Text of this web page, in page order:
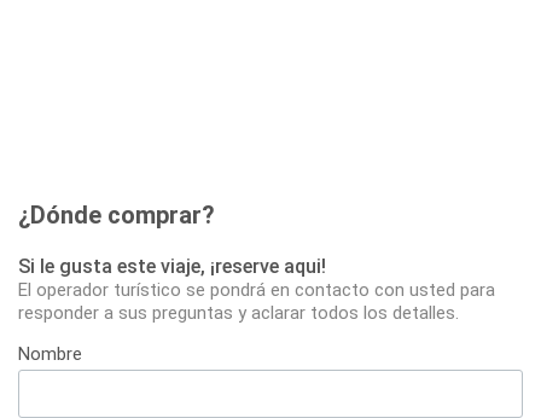
¿Dónde comprar?
Si le gusta este viaje, ¡reserve aqui!
El operador turístico se pondrá en contacto con usted para
responder a sus preguntas y aclarar todos los detalles.
Nombre